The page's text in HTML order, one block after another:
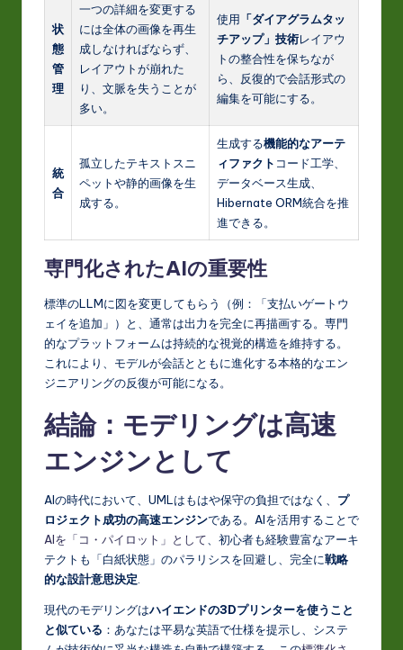
状
態
管
理
一つの詳細を変更する
には全体の画像を再生
成しなければならず、
レイアウトが崩れた
り、文脈を失うことが
多い。
使用 「ダイアグラムタッ
チアップ」技術レイアウ
トの整合性を保ちなが
ら、反復的で会話形式の
編集を可能にする。
統
合
孤立したテキストスニ
ペットや静的画像を生
成する。
生成する機能的なアーテ
ィファクト コード工学、
データベース生成、
Hibernate ORM統合を推
進できる。
専門化されたAIの重要性
標準のLLMに図を変更してもらう（例：「支払いゲートウ
ェイを追加」）と、通常は出力を完全に再描画する。専門
的なプラットフォームは持続的な視覚的構造を維持する。
これにより、モデルが会話とともに進化する本格的なエン
ジニアリングの反復が可能になる。
結論：モデリングは高速
エンジンとして
AIの時代において、UMLはもはや保守の負担ではなく、 プ
ロジェクト成功の高速エンジンである。AIを活用することで
AIを「コ・パイロット」として 、初心者も経験豊富なアーキ
テクトも「白紙状態」のパラリシスを回避し、完全に戦略
的な設計意思決定
現代のモデリングはハイエンドの3Dプリンターを使うこと
と似ている ：あなたは平易な英語で仕様を提示し、システ